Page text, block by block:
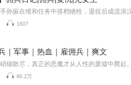
1607
｜军事｜热血｜雇佣兵｜爽文
86.2万